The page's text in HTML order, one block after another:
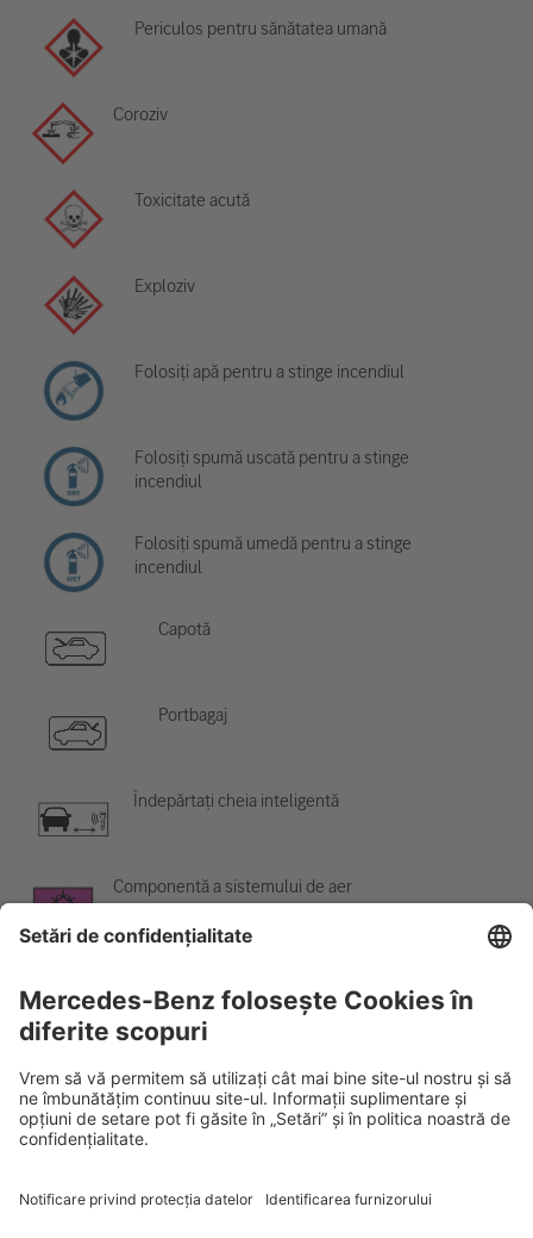
Periculos pentru sănătatea umană
Coroziv
Toxicitate acută
Exploziv
Folosiți apă pentru a stinge incendiul
Folosiți spumă uscată pentru a stinge
incendiul
Folosiți spumă umedă pentru a stinge
incendiul
Capotă
Portbagaj
Îndepărtați cheia inteligentă
Componentă a sistemului de aer
condiționat